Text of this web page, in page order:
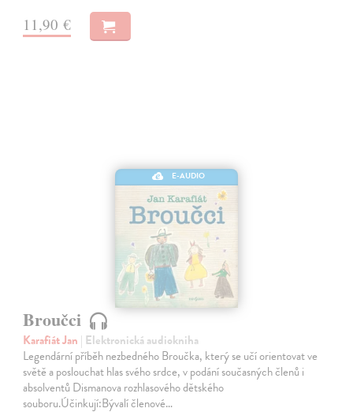
11,90 €
E-AUDIO
Broučci
Karafiát Jan | Elektronická audiokniha
Legendární příběh nezbedného Broučka, který se učí orientovat ve
světě a poslouchat hlas svého srdce, v podání současných členů i
absolventů Dismanova rozhlasového dětského
souboru.Účinkují:Bývalí členové…